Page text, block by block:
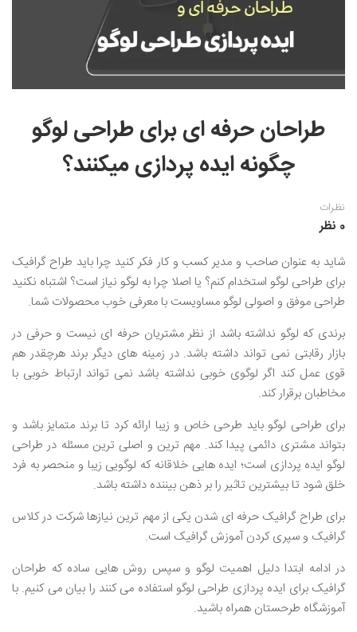
نقاشی کودک و نوجوان
طراحی سیاه قلم
نقاش مداد رنگی
نقاشی مینیاتور(نگارگری)
نقاشی تذهیب و گل و مرغ
خط نقاشی
طراحان حرفه ای برای طراحی لوگو
چگونه ایده پردازی میکنند؟
نظرات
0 نظر
شاید به عنوان صاحب و مدیر کسب و کار فکر کنید چرا باید طراح گرافیک
برای طراحی لوگو استخدام کنم؟ یا اصلا چرا به لوگو نیاز است؟ اشتباه نکنید
طراحی موفق و اصولی لوگو مساویست با معرفی خوب محصولات شما.
برندی که لوگو نداشته باشد از نظر مشتریان حرفه ای نیست و حرفی در
بازار رقابتی نمی تواند داشته باشد. در زمینه های دیگر برند هرچقدر هم
قوی عمل کند اگر لوگوی خوبی نداشته باشد نمی تواند ارتباط خوبی با
مخاطبان برقرار کند.
برای طراحی لوگو باید طرحی خاص و زیبا ارائه کرد تا برند متمایز باشد و
بتواند مشتری دائمی پیدا کند. مهم ترین و اصلی ترین مسئله در طراحی
لوگو ایده پردازی است؛ ایده هایی خلاقانه که لوگویی زیبا و منحصر به فرد
خلق شود تا بیشترین تاثیر را بر ذهن بیننده داشته باشد.
برای طراح گرافیک حرفه ای شدن یکی از مهم ترین نیازها شرکت در کلاس
گرافیک و سپری کردن آموزش گرافیک است.
در ادامه ابتدا دلیل اهمیت لوگو و سپس روش هایی ساده که طراحان
گرافیک برای ایده پردازی طراحی لوگو استفاده می کنند را بیان می کنیم. با
آموزشگاه طرحستان همراه باشید.